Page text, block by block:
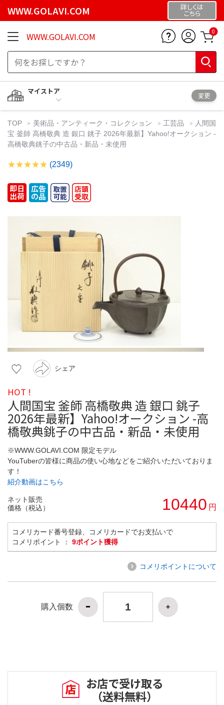
WWW.GOLAVI.COM 詳しくは
こちら
WWW.GOLAVI.COM 0
マイストア
変更
TOP 美術品・アンティーク・コレクション 工芸品
人間国
宝 釜師 高橋敬典 造 銀口 銚子 2026年最新】Yahoo!オークション -
高橋敬典銚子の中古品・新品・未使用
(2349)
シェア
HOT !
人間国宝 釜師 高橋敬典 造 銀口 銚子
2026年最新】Yahoo!オークション -高
橋敬典銚子の中古品・新品・未使用
※WWW.GOLAVI.COM 限定モデル
YouTuberの皆様に商品の使い心地などをご紹介いただいておりま
す！
紹介動画はこちら
ネット販売
価格（税込）
10440 円
コメリカード番号登録、コメリカードでお支払いで
コメリポイント ： 9ポイント獲得
コメリポイントについて
購入個数
お店で受け取る
（送料無料）